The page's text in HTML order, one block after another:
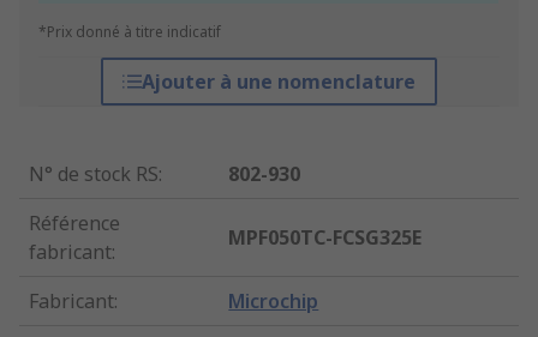
*Prix donné à titre indicatif
Ajouter à une nomenclature
N° de stock RS:
802-930
Référence
fabricant:
MPF050TC-FCSG325E
Fabricant: Microchip